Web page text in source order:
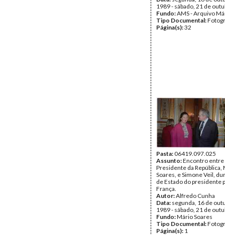
1989 - sábado, 21 de
Fundo:AMS - Arquivo
Tipo Documental:
Página(s):32
Pasta:06419.097.025
Assunto:Encontro entre
Presidente da República,
Soares, e Simone Veil,
de Estado do presidente
França.
Autor:Alfredo Cunha
Data: segunda, 16 de
1989 - sábado, 21 de
Fundo:Mário Soares
Tipo Documental:
Página(s): 1